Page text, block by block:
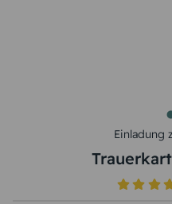
Einladung